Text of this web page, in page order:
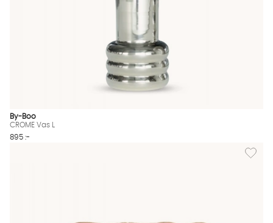
By-Boo
CROME Vas L
895 :-
Lägg till